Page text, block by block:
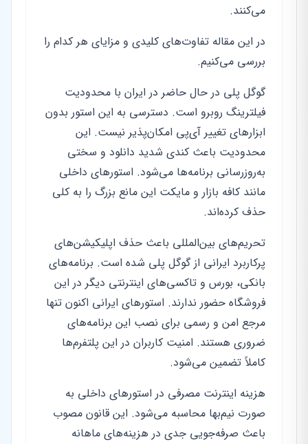
می‌کنند.
در این مقاله تفاوت‌های کلیدی و مزایای هر کدام را
بررسی می‌کنیم.
گوگل پلی در حال حاضر در ایران با محدودیت
فیلترینگ روبرو است. دسترسی به این استور بدون
ابزارهای تغییر آی‌پی امکان‌پذیر نیست. این
محدودیت باعث کندی شدید دانلود و سختی
به‌روزرسانی برنامه‌ها می‌شود. استورهای داخلی
مانند کافه بازار و مایکت این مانع بزرگ را به کلی
حذف کرده‌اند.
تحریم‌های بین‌المللی باعث حذف اپلیکیشن‌های
پرکاربرد ایرانی از گوگل پلی شده است. برنامه‌های
بانکی، بورس و تاکسی‌های اینترنتی دیگر در این
فروشگاه حضور ندارند. استورهای ایرانی اکنون تنها
مرجع امن و رسمی برای نصب این برنامه‌های
ضروری هستند. امنیت کاربران در این پلتفرم‌ها
کاملاً تضمین می‌شود.
هزینه اینترنت مصرفی در استورهای داخلی به
صورت نیم‌بها محاسبه می‌شود. این قانون مصوب
باعث صرفه‌جویی جدی در هزینه‌های ماهانه